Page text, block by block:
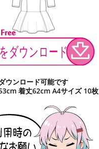
ウンロード可能です
着丈62cm A4サイズ 10枚